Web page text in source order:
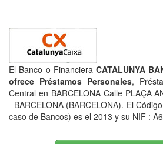
El Banco o Financiera CATALUNYA
ofrece Préstamos Personales,
Central en BARCELONA Calle PLAÇA
- BARCELONA (BARCELONA). El
caso de Bancos) es el 2013 y su NIF :